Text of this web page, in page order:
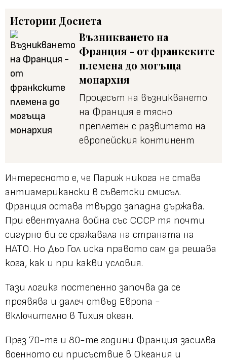
Истории Досиета
Възникването на
Франция - от франкските
племена до могъща
монархия
Процесът на възникването
на Франция е тясно
преплетен с развитето на
европейския континент
Интересното е, че Париж никога не става
антиамерикански в съветски смисъл.
Франция остава твърдо западна държава.
При евентуална война със СССР тя почти
сигурно би се сражавала на страната на
НАТО. Но Дьо Гол иска правото сам да решава
кога, как и при какви условия.
Тази логика постепенно започва да се
проявява и далеч отвъд Европа -
включително в Тихия океан.
През 70-те и 80-те години Франция засилва
военното си присъствие в Океания и